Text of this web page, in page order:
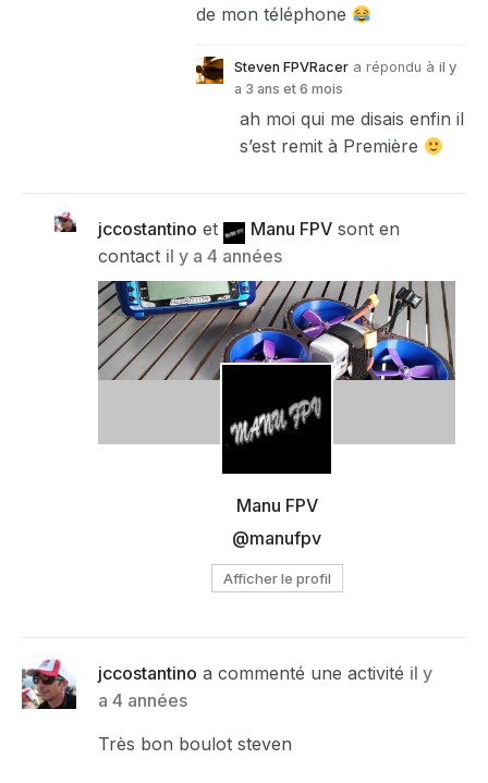
de mon téléphone
Steven FPVRacer a répondu à il y
a 3 ans et 6 mois
ah moi qui me disais enfin il
s’est remit à Première
jccostantino et Manu FPV sont en
contact il y a 4 années
Manu FPV
@manufpv
Afficher le profil
jccostantino a commenté une activité il y
a 4 années
Très bon boulot steven